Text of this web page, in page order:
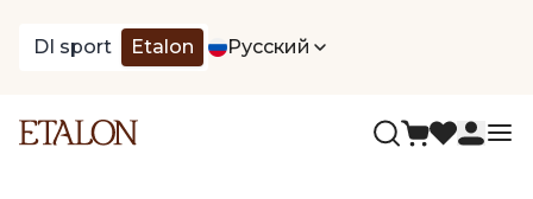
DI sport Etalon Русский